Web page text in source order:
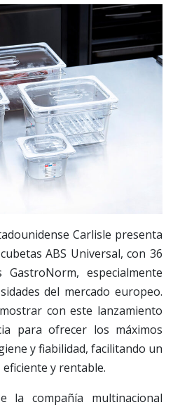
Carlisle presenta
ABS Universal, con 36
especialmente
del mercado europeo.
con este lanzamiento
para ofrecer los máximos
y fiabilidad, facilitando un
y rentable.
la compañía multinacional